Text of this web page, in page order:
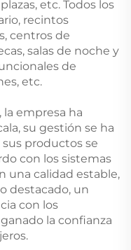
etc. Todos los
recintos
centros de
salas de noche y
de
etc.
la empresa ha
su gestión se ha
productos se
con los sistemas
una calidad estable,
destacado, un
con los
la confianza